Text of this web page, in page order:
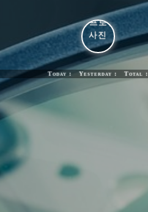
Today : Yesterday : Total :